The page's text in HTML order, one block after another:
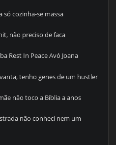
só cozinha-se massa
não preciso de faca
Rest In Peace Avó Joana
tenho genes de um hustler
não toco a Bíblia a anos
não conheci nem um